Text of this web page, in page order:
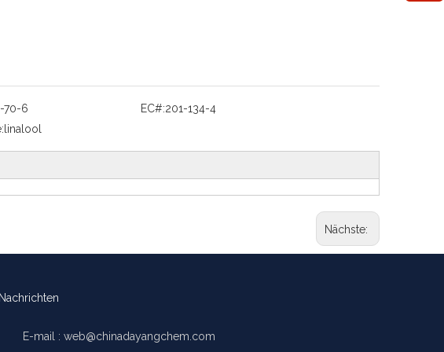
70-6 EC#:201-134-4
linalool
Nächste:
Nachrichten
E-mail : web@chinadayangchem.com